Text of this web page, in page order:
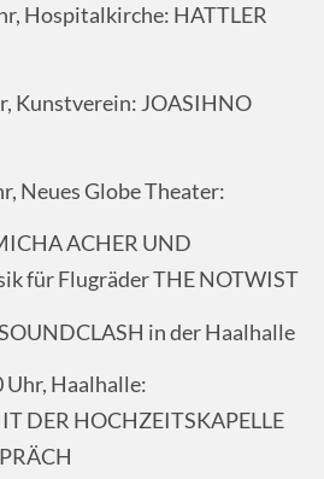
Hospitalkirche: HATTLER
Kunstverein: JOASIHNO
Neues Globe Theater:
ACHER UND
für Flugräder THE NOTWIST
in der Haalhalle
Uhr, Haalhalle:
DER HOCHZEITSKAPELLE